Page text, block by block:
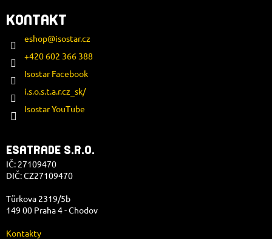
KONTAKT
eshop@isostar.cz
+420 602 366 388
Isostar Facebook
i.s.o.s.t.a.r.cz_sk/
Isostar YouTube
ESATRADE S.R.O.
IČ: 27109470
DIČ: CZ27109470
Türkova 2319/5b
149 00 Praha 4 - Chodov
Kontakty